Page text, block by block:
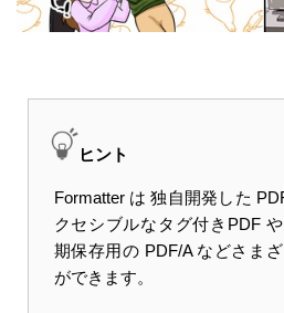
ヒント
Formatter は 独自開発した
クセシブルなタグ付きPDF
期保存用の PDF/A などさま
ができます。